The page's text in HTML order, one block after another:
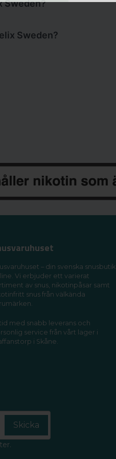
Sweden?
Sweden?
– din svenska snusbutik
Vi erbjuder ett varierat
av snus, nikotinpåsar samt
snus från välkända
med snabb leverans och
service från vårt lager i
i Skåne.
Skicka